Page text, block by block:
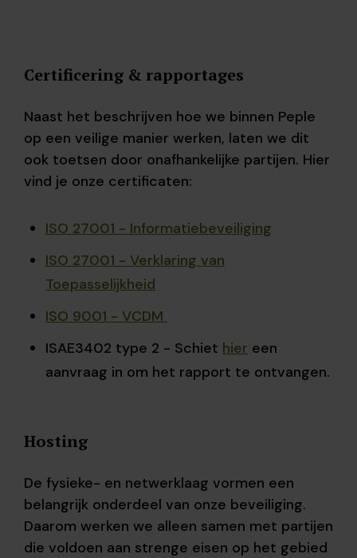
Certificering & rapportages
Naast het beschrijven hoe we binnen Peple
op een veilige manier werken, laten we dit
ook toetsen door onafhankelijke partijen. Hier
vind je onze certificaten:
ISO 27001 - Informatiebeveiliging
ISO 27001 - Verklaring van
Toepasselijkheid
ISO 9001 - VCDM
ISAE3402 type 2 - Schiet hier een
aanvraag in om het rapport te ontvangen.
Hosting
De fysieke- en netwerklaag vormen een
belangrijk onderdeel van onze beveiliging.
Daarom werken we alleen samen met partijen
die voldoen aan strenge eisen op het gebied